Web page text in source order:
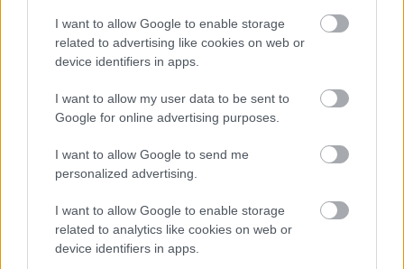
I want to allow Google to enable storage
related to advertising like cookies on web or
device identifiers in apps.
I want to allow my user data to be sent to
Google for online advertising purposes.
I want to allow Google to send me
personalized advertising.
I want to allow Google to enable storage
related to analytics like cookies on web or
device identifiers in apps.
Οι αιτήσεις τείνουν να αυξάνονται στις αρχές του
καλοκαιριού, καθώς ορισμένες πολιτείες
επιτρέπουν στο μη διδακτικό προσωπικό να
υποβάλλει αίτηση για επιδόματα ανεργίας κατά τη
διάρκεια των μεγάλων σχολικών διακοπών.
Ακολουθήστε τοinsider.gr στο Google News
και μάθετε
πρώτοι όλες τιςειδήσειςαπό την Ελλάδα και τον κόσμο.